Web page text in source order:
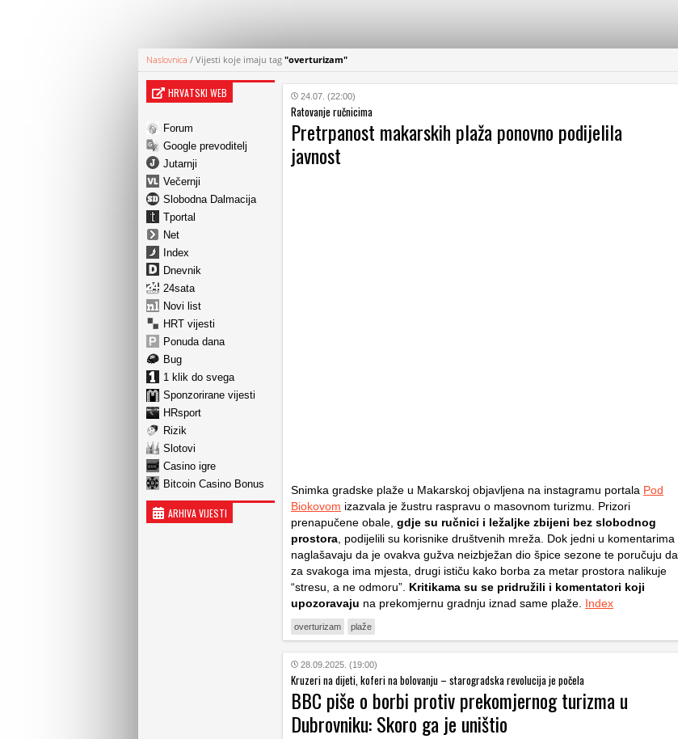
Naslovnica / Vijesti koje imaju tag "overturizam"
HRVATSKI WEB
Forum
Google prevoditelj
Jutarnji
Večernji
Slobodna Dalmacija
Tportal
Net
Index
Dnevnik
24sata
Novi list
HRT vijesti
Ponuda dana
Bug
1 klik do svega
Sponzorirane vijesti
HRsport
Rizik
Slotovi
Casino igre
Bitcoin Casino Bonus
ARHIVA VIJESTI
24.07. (22:00)
Ratovanje ručnicima
Pretrpanost makarskih plaža ponovno podijelila
javnost
Snimka gradske plaže u Makarskoj objavljena na instagramu portala Pod
Biokovom izazvala je žustru raspravu o masovnom turizmu. Prizori
prenapučene obale, gdje su ručnici i ležaljke zbijeni bez slobodnog
prostora , podijelili su korisnike društvenih mreža. Dok jedni u komentarima
naglašavaju da je ovakva gužva neizbježan dio špice sezone te poručuju da
za svakoga ima mjesta, drugi ističu kako borba za metar prostora nalikuje
“stresu, a ne odmoru”. Kritikama su se pridružili i komentatori koji
upozoravaju na prekomjernu gradnju iznad same plaže. Index
overturizam plaže
28.09.2025. (19:00)
Kruzeri na dijeti, koferi na bolovanju – starogradska revolucija je počela
BBC piše o borbi protiv prekomjernog turizma u
Dubrovniku: Skoro ga je uništio